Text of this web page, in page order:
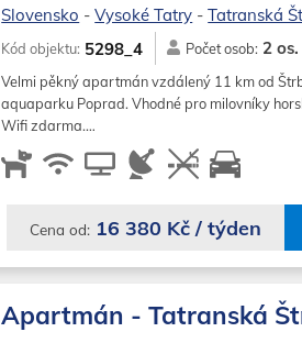
Slovensko -Vysoké Tatry -Tatranská
Kód objektu: 5298_4 Počet osob: 2 os.
Velmi pěkný apartmán vzdálený 11 km od
aquaparku Poprad. Vhodné pro milovníky
Wifi zdarma.…
Cena od: 16 380 Kč / týden
Apartmán - Tatranská